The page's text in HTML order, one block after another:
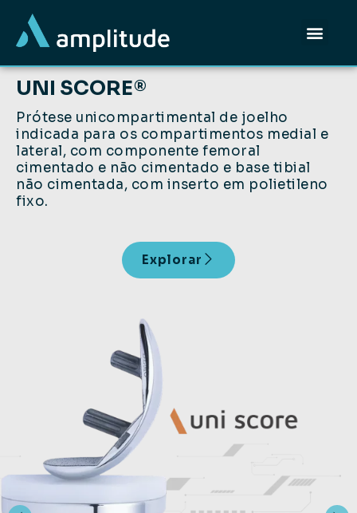
UNI SCORE®
Prótese unicompartimental de joelho
indicada para os compartimentos medial e
lateral, com componente femoral
cimentado e não cimentado e base tibial
não cimentada, com inserto em polietileno
fixo.
Explorar